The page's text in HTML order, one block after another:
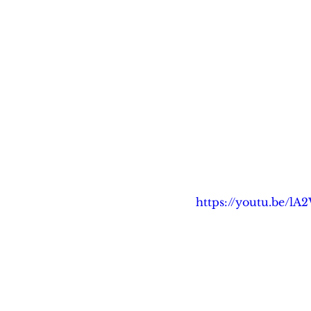
https://youtu.be/